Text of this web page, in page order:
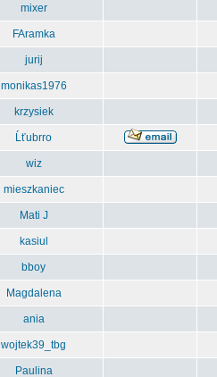
mixer
FAramka
jurij
monikas1976
krzysiek
Ĺťubrro
wiz
mieszkaniec
Mati J
kasiul
bboy
Magdalena
ania
wojtek39_tbg
Paulina